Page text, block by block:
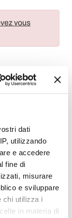
dati
utilizzando
e accedere
fine di
misurare
e sviluppare
chi utilizza i
in materia di
vous